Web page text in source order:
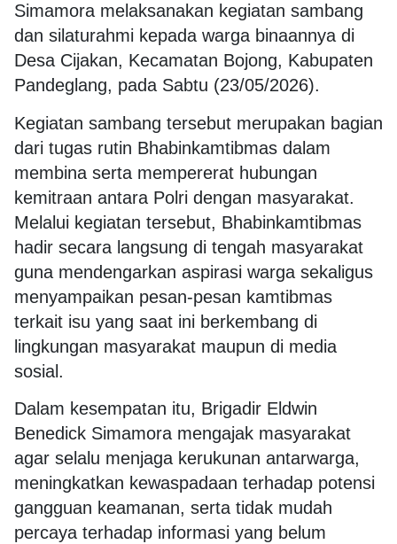
Simamora melaksanakan kegiatan sambang
dan silaturahmi kepada warga binaannya di
Desa Cijakan, Kecamatan Bojong, Kabupaten
Pandeglang, pada Sabtu (23/05/2026).
Kegiatan sambang tersebut merupakan bagian
dari tugas rutin Bhabinkamtibmas dalam
membina serta mempererat hubungan
kemitraan antara Polri dengan masyarakat.
Melalui kegiatan tersebut, Bhabinkamtibmas
hadir secara langsung di tengah masyarakat
guna mendengarkan aspirasi warga sekaligus
menyampaikan pesan-pesan kamtibmas
terkait isu yang saat ini berkembang di
lingkungan masyarakat maupun di media
sosial.
Dalam kesempatan itu, Brigadir Eldwin
Benedick Simamora mengajak masyarakat
agar selalu menjaga kerukunan antarwarga,
meningkatkan kewaspadaan terhadap potensi
gangguan keamanan, serta tidak mudah
percaya terhadap informasi yang belum